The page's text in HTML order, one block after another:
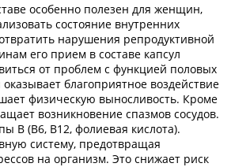
особенно полезен для женщин,
состояние внутренних
нарушения репродуктивной
его прием в составе капсул
от проблем с функцией половых
благоприятное воздействие
физическую выносливость. Кроме
возникновение спазмов сосудов.
В (В6, В12, фолиевая кислота).
систему, предотвращая
на организм. Это снижает риск